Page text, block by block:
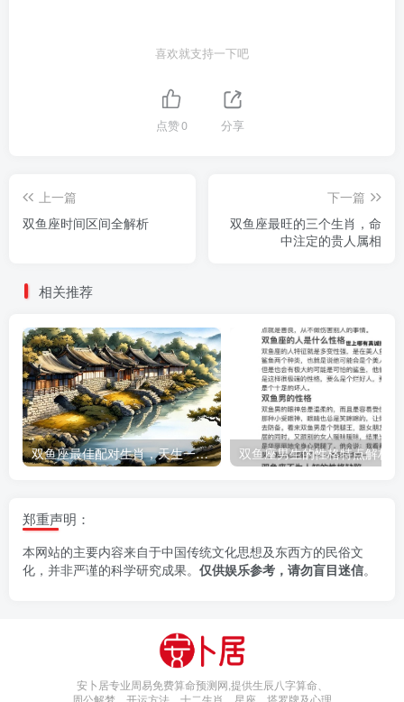
喜欢就支持一下吧
点赞0 分享
上一篇
双鱼座时间区间全解析
下一篇
双鱼座最旺的三个生肖，命
中注定的贵人属相
相关推荐
双鱼座最佳配对生肖，天生一对的三大幸运属相 双鱼座男生的性格特点解析
郑重声明：
本网站的主要内容来自于中国传统文化思想及东西方的民俗文
化，并非严谨的科学研究成果。 仅供娱乐参考，请勿盲目迷信。
安卜居专业周易免费算命预测网,提供生辰八字算命、
周公解梦、开运方法、十二生肖、星座、塔罗牌及心理